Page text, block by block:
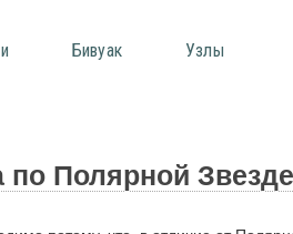
Бивуак Узлы
по Полярной Звезде